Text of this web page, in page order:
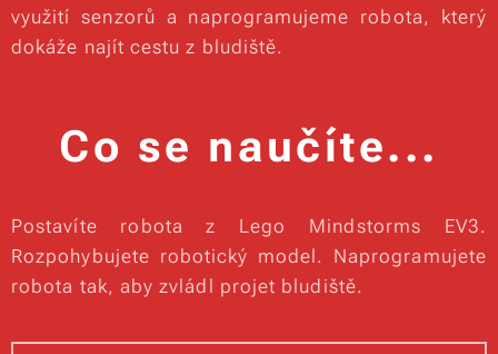
využití senzorů a naprogramujeme robota, který
dokáže najít cestu z bludiště.
Co se naučíte...
Postavíte robota z Lego Mindstorms EV3.
Rozpohybujete robotický model. Naprogramujete
robota tak, aby zvládl projet bludiště.